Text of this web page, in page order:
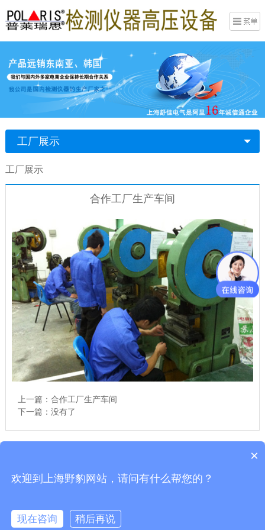
工厂展示
工厂展示
合作工厂生产车间
上一篇： 合作工厂生产车间
下一篇：没有了
沪ICP备10206185-49号
×
欢迎到上海野豹网站，请问有什么帮您的？
现在咨询
稍后再说